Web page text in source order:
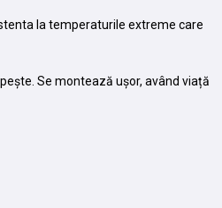
la temperaturile extreme care
Se montează ușor, având viață